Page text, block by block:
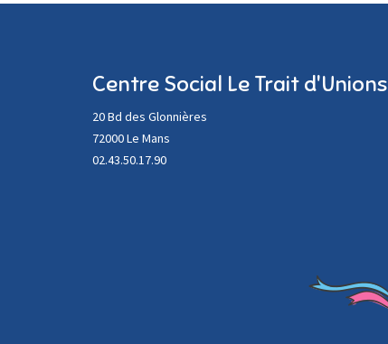
Centre Social Le Trait d'Unions
20 Bd des Glonnières
72000 Le Mans
02.43.50.17.90